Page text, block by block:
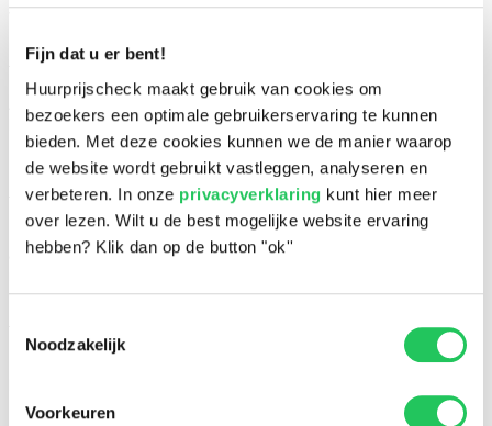
Fijn dat u er bent!
Huurprijscheck maakt gebruik van cookies om
bezoekers een optimale gebruikerservaring te kunnen
bieden. Met deze cookies kunnen we de manier waarop
de website wordt gebruikt vastleggen, analyseren en
verbeteren. In onze privacyverklaring kunt hier meer
over lezen. Wilt u de best mogelijke website ervaring
hebben? Klik dan op de button "ok''
Noodzakelijk
Voorkeuren
waardering voor het energielabel krijg?
Lees hier het antwoord
Aan welke eisen moet een gemeenschappelijke
buitenruimte voor een zelfstandige woning voldoen zodat
ik deze kan invoeren?
Lees hier het antwoord
Hoe kan het komen dat ik geen 5% opslag krijg op mijn
adviesprijs, ondanks dat mijn zelfstandige woning wel een
Hoe komt het dat ik voor mijn woning geen minpunten